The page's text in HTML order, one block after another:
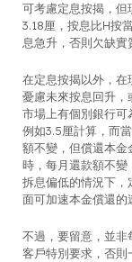
可考慮定息按揭，但
3.18厘，按息比H按
息急升，否則欠缺實
在定息按揭以外，在
憂慮未來按息回升，
市場上有個別銀行可
例如3.5厘計算，而
額不變，但償還本
時，每月還款額不
拆息偏低的情況下
面可加速本金償還的
不過，要留意，並
客戶特別要求，否則